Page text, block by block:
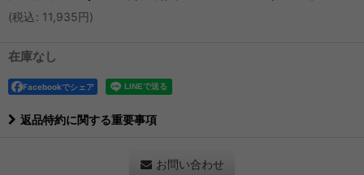
(税込: 11,935円)
在庫なし
Facebookでシェア
返品特約に関する重要事項
お問い合わせ